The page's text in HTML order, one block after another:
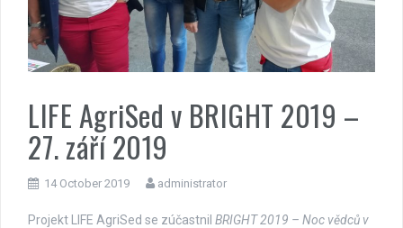
LIFE AgriSed v BRIGHT 2019 –
27. září 2019
14 October 2019 administrator
Projekt LIFE AgriSed se zúčastnil BRIGHT 2019 – Noc vědců v